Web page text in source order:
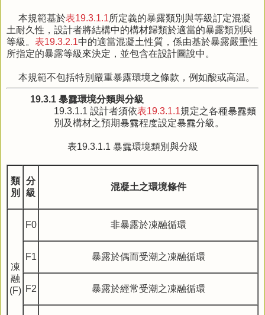
本規範基於表19.3.1.1所定義的暴露類別與等級訂定混凝
土耐久性，設計者將結構中的構材歸類於適當的暴露類別與
等級。 表19.3.2.1中的適當混凝土性質，係由基於暴露嚴重性
所指定的暴露等級來決定，並包含在設計圖說中。
本規範不包括特別嚴重暴露環境之條款，例如酸或高温。
19.3.1 暴露環境分類與分級
19.3.1.1 設計者須依表19.3.1.1規定之各種暴露類
別及構材之預期暴露程度設定暴露分級。
表19.3.1.1 暴露環境類別與分級
類
別
分
級
混凝土之環境條件
凍
融
(F)
F0 非暴露於凍融循環
F1 暴露於偶而受潮之凍融循環
F2 暴露於經常受潮之凍融循環